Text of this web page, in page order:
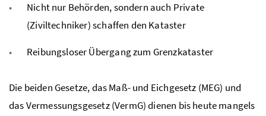
Nicht nur Behörden, sondern auch Private
(Ziviltechniker) schaffen den Kataster
Reibungsloser Übergang zum Grenzkataster
Die beiden Gesetze, das Maß- und Eichgesetz (MEG) und
das Vermessungsgesetz (VermG) dienen bis heute mangels